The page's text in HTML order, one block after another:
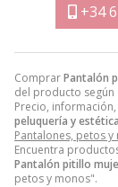
ComprarPantalón
del producto según
Precio,
peluquería y estética
Pantalones, petos y
Encuentra
Pantalón pitillo
petos y monos".
+34